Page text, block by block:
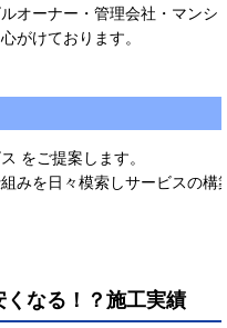
オーナー・管理会社・マンシ
がけております。
をご提案します。
みを日々模索しサービスの構
くなる！？施工実績